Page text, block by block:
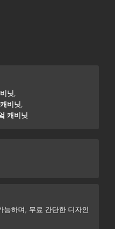
닛,
비닛,
캐비닛
하며, 무료 간단한 디자인